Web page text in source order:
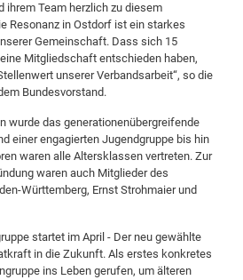
ihrem Team herzlich zu diesem
Resonanz in Ostdorf ist ein starkes
Gemeinschaft. Dass sich 15
Mitgliedschaft entschieden haben,
unserer Verbandsarbeit“, so die
Bundesvorstand.
wurde das generationenübergreifende
einer engagierten Jugendgruppe bis hin
waren alle Altersklassen vertreten. Zur
waren auch Mitglieder des
Württemberg, Ernst Strohmaier und
startet im April - Der neu gewählte
in die Zukunft. Als erstes konkretes
ins Leben gerufen, um älteren